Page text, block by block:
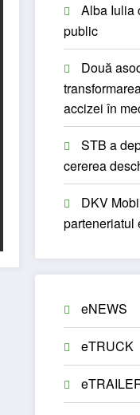
Alba Iulia
public
Două
accizei în
STB a
cererea
DKV
parteneriatul
eNEWS
eTRUCK